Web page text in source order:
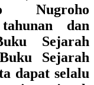
Nugroho
dan
Sejarah
Sejarah
dapat selalu